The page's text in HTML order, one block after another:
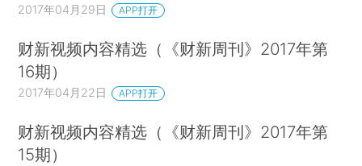
2017年04月29日 APP打开
财新视频内容精选（《财新周刊》2017年第
16期）
2017年04月22日 APP打开
财新视频内容精选（《财新周刊》2017年第
15期）